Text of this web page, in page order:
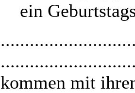
ein
kommen mit